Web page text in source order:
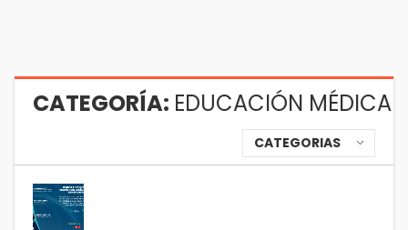
CATEGORÍA: EDUCACIÓN MÉDICA
CATEGORIAS